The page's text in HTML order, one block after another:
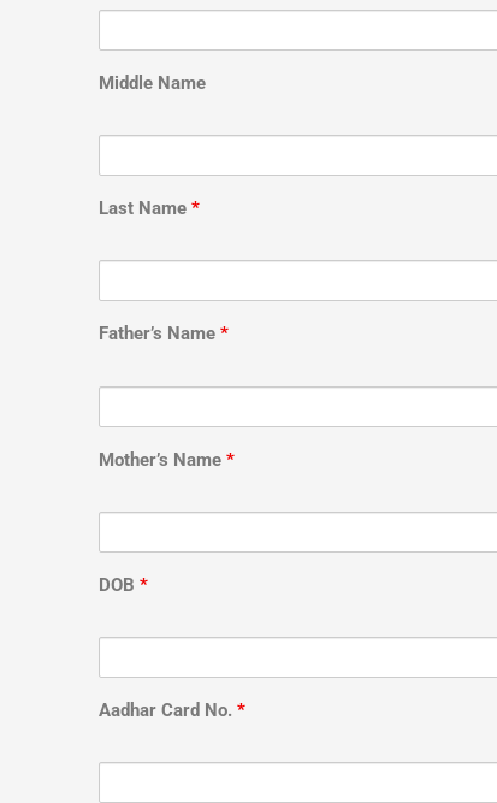
Middle Name
Last Name *
Father’s Name *
Mother’s Name *
DOB *
Aadhar Card No. *